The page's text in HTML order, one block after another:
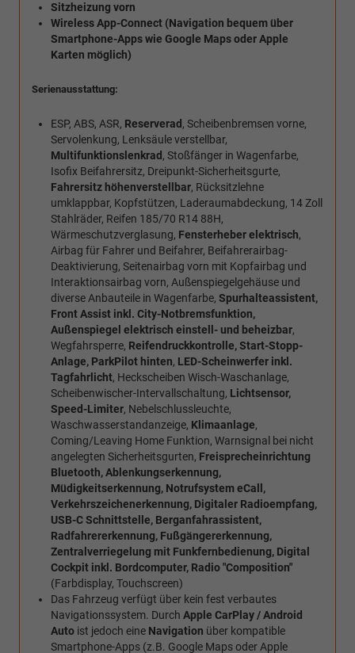
Sitzheizung vorn
Wireless App-Connect (Navigation bequem über
Smartphone-Apps wie Google Maps oder Apple
Karten möglich)
Serienausstattung:
ESP, ABS, ASR, Reserverad , Scheibenbremsen vorne,
Servolenkung, Lenksäule verstellbar,
Multifunktionslenkrad , Stoßfänger in Wagenfarbe,
Isofix Beifahrersitz, Dreipunkt-Sicherheitsgurte,
Fahrersitz höhenverstellbar, Rücksitzlehne
umklappbar, Kopfstützen, Laderaumabdeckung, 14 Zoll
Stahlräder, Reifen 185/70 R14 88H,
Wärmeschutzverglasung, Fensterheber elektrisch,
Airbag für Fahrer und Beifahrer, Beifahrerairbag-
Deaktivierung, Seitenairbag vorn mit Kopfairbag und
Interaktionsairbag vorn, Außenspiegelgehäuse und
diverse Anbauteile in Wagenfarbe, Spurhalteassistent,
Front Assist inkl. City-Notbremsfunktion,
Außenspiegel elektrisch einstell- und beheizbar,
Wegfahrsperre, Reifendruckkontrolle, Start-Stopp-
Anlage, ParkPilot hinten, LED-Scheinwerfer inkl.
Tagfahrlicht, Heckscheiben Wisch-Waschanlage,
Scheibenwischer-Intervallschaltung, Lichtsensor,
Speed-Limiter, Nebelschlussleuchte,
Waschwasserstandanzeige, Klimaanlage,
Coming/Leaving Home Funktion, Warnsignal bei nicht
angelegten Sicherheitsgurten, Freisprecheinrichtung
Bluetooth, Ablenkungserkennung,
Müdigkeitserkennung, Notrufsystem eCall,
Verkehrszeichenerkennung, Digitaler Radioempfang,
USB-C Schnittstelle, Berganfahrassistent,
Radfahrererkennung, Fußgängererkennung,
Zentralverriegelung mit Funkfernbedienung, Digital
Cockpit inkl. Bordcomputer, Radio "Composition"
(Farbdisplay, Touchscreen)
Das Fahrzeug verfügt über kein fest verbautes
Navigationssystem. Durch Apple CarPlay / Android
Auto ist jedoch eine Navigation über kompatible
Smartphone-Apps (z.B. Google Maps oder Apple